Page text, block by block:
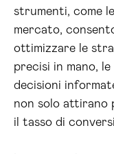
strumenti, come
mercato,
ottimizzare le
precisi in mano,
decisioni
non solo attirano
il tasso di